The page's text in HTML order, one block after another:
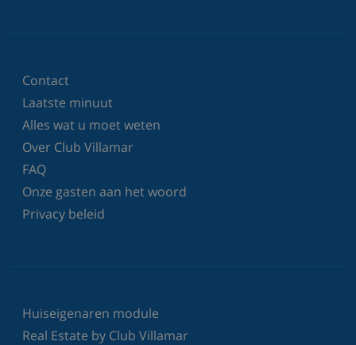
Contact
Laatste minuut
Alles wat u moet weten
Over Club Villamar
FAQ
Onze gasten aan het woord
Privacy beleid
Huiseigenaren module
Real Estate by Club Villamar